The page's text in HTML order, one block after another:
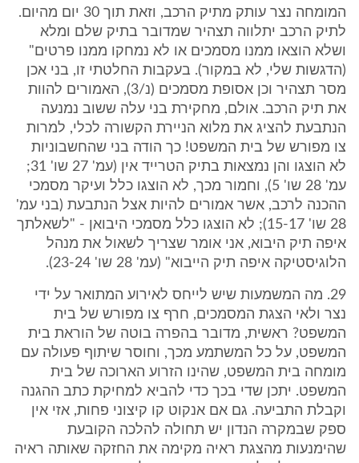
המומחה נצר עותק מתיק הרכב, וזאת תוך 30 יום מהיום.
לתיק הרכב יתלווה תצהיר שמדובר בתיק שלם ומלא
ושלא הוצאו ממנו מסמכים או לא נמחקו ממנו פרטים"
(הדגשות שלי, לא במקור). בעקבות החלטתי זו, בני אכן
מסר תצהיר וכן אסופת מסמכים (נ/3), האמורים להוות
את תיק הרכב. אולם, מחקירת בני עלה ששוב נמנעה
הנתבעת להציג את מלוא הניירת הקשורה לכלי, למרות
צו מפורש של בית המשפט! כך הודה בני שהחשבוניות
לא הוצגו והן נמצאות בתיק הטרייד אין (עמ' 27 שו' 31;
עמ' 28 שו' 5), וחמור מכך, לא הוצגו כלל ועיקר מסמכי
ההכנה לרכב, אשר אמורים להיות אצל הנתבעת (בני עמ'
28 שו' 15-17); לא הוצגו כלל מסמכי היבואן - "לשאלתך
איפה תיק היבוא, אני אומר שצריך לשאול את מנהל
הלוגיסטיקה איפה תיק הייבוא" (עמ' 28 שו' 23-24).
29. מה המשמעות שיש לייחס לאירוע המתואר על ידי
נצר ולאי הצגת המסמכים, חרף צו מפורש של בית
המשפט? ראשית, מדובר בהפרה בוטה של הוראת בית
המשפט, על כל המשתמע מכך, וחוסר שיתוף פעולה עם
מומחה בית המשפט, שהינו הזרוע הארוכה של בית
המשפט. יתכן שדי בכך כדי להביא למחיקת כתב ההגנה
וקבלת התביעה. גם אם אנקוט קו קיצוני פחות, אזי אין
ספק שבמקרה הנדון יש תחולה להלכה הקובעת
שהימנעות מהצגת ראיה מקימה את החזקה שאותה ראיה